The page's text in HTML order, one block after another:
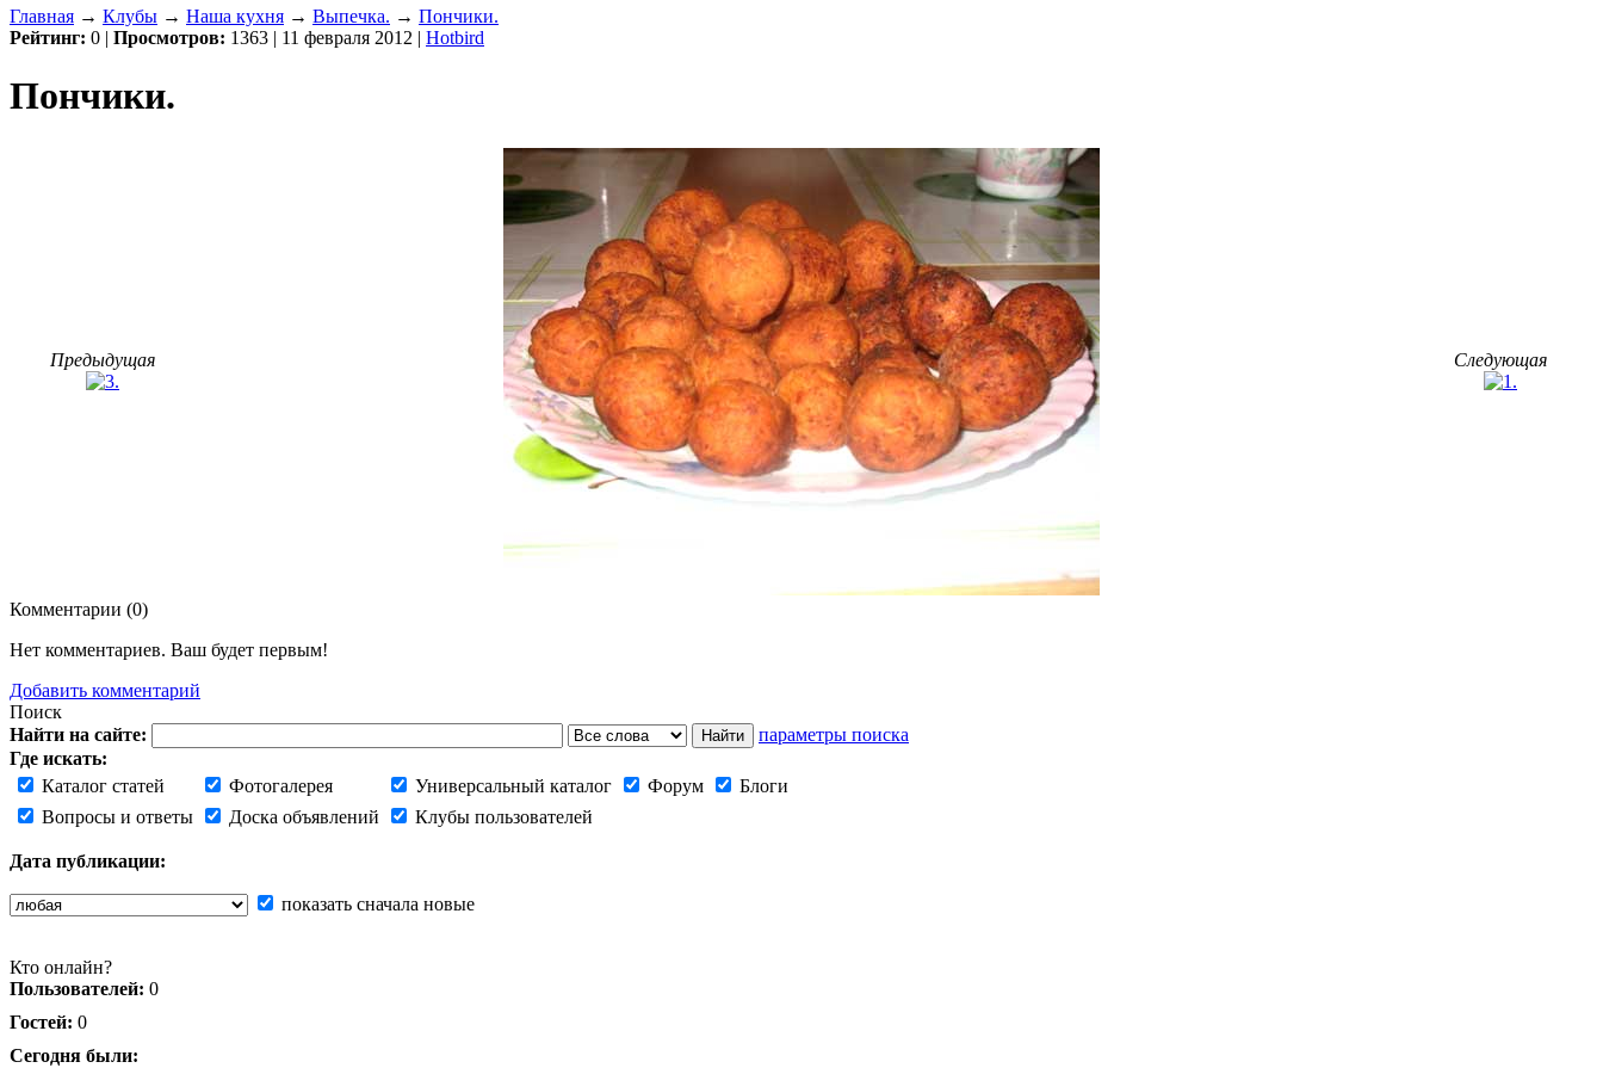
Главная → Клубы → Наша кухня → Выпечка. → Пончики.
Рейтинг: 0 | Просмотров: 1363 | 11 февраля 2012 | Hotbird
Пончики.
Предыдущая Следующая
Комментарии (0)
Нет комментариев. Ваш будет первым!
Добавить комментарий
Поиск
Найти на сайте:
параметры поиска
Где искать:
Каталог статей
Фотогалерея Универсальный каталог Форум
Блоги
Вопросы и ответы
Доска объявлений Клубы пользователей
Дата публикации:
показать сначала новые
Кто онлайн?
Пользователей: 0
Гостей: 0
Сегодня были: